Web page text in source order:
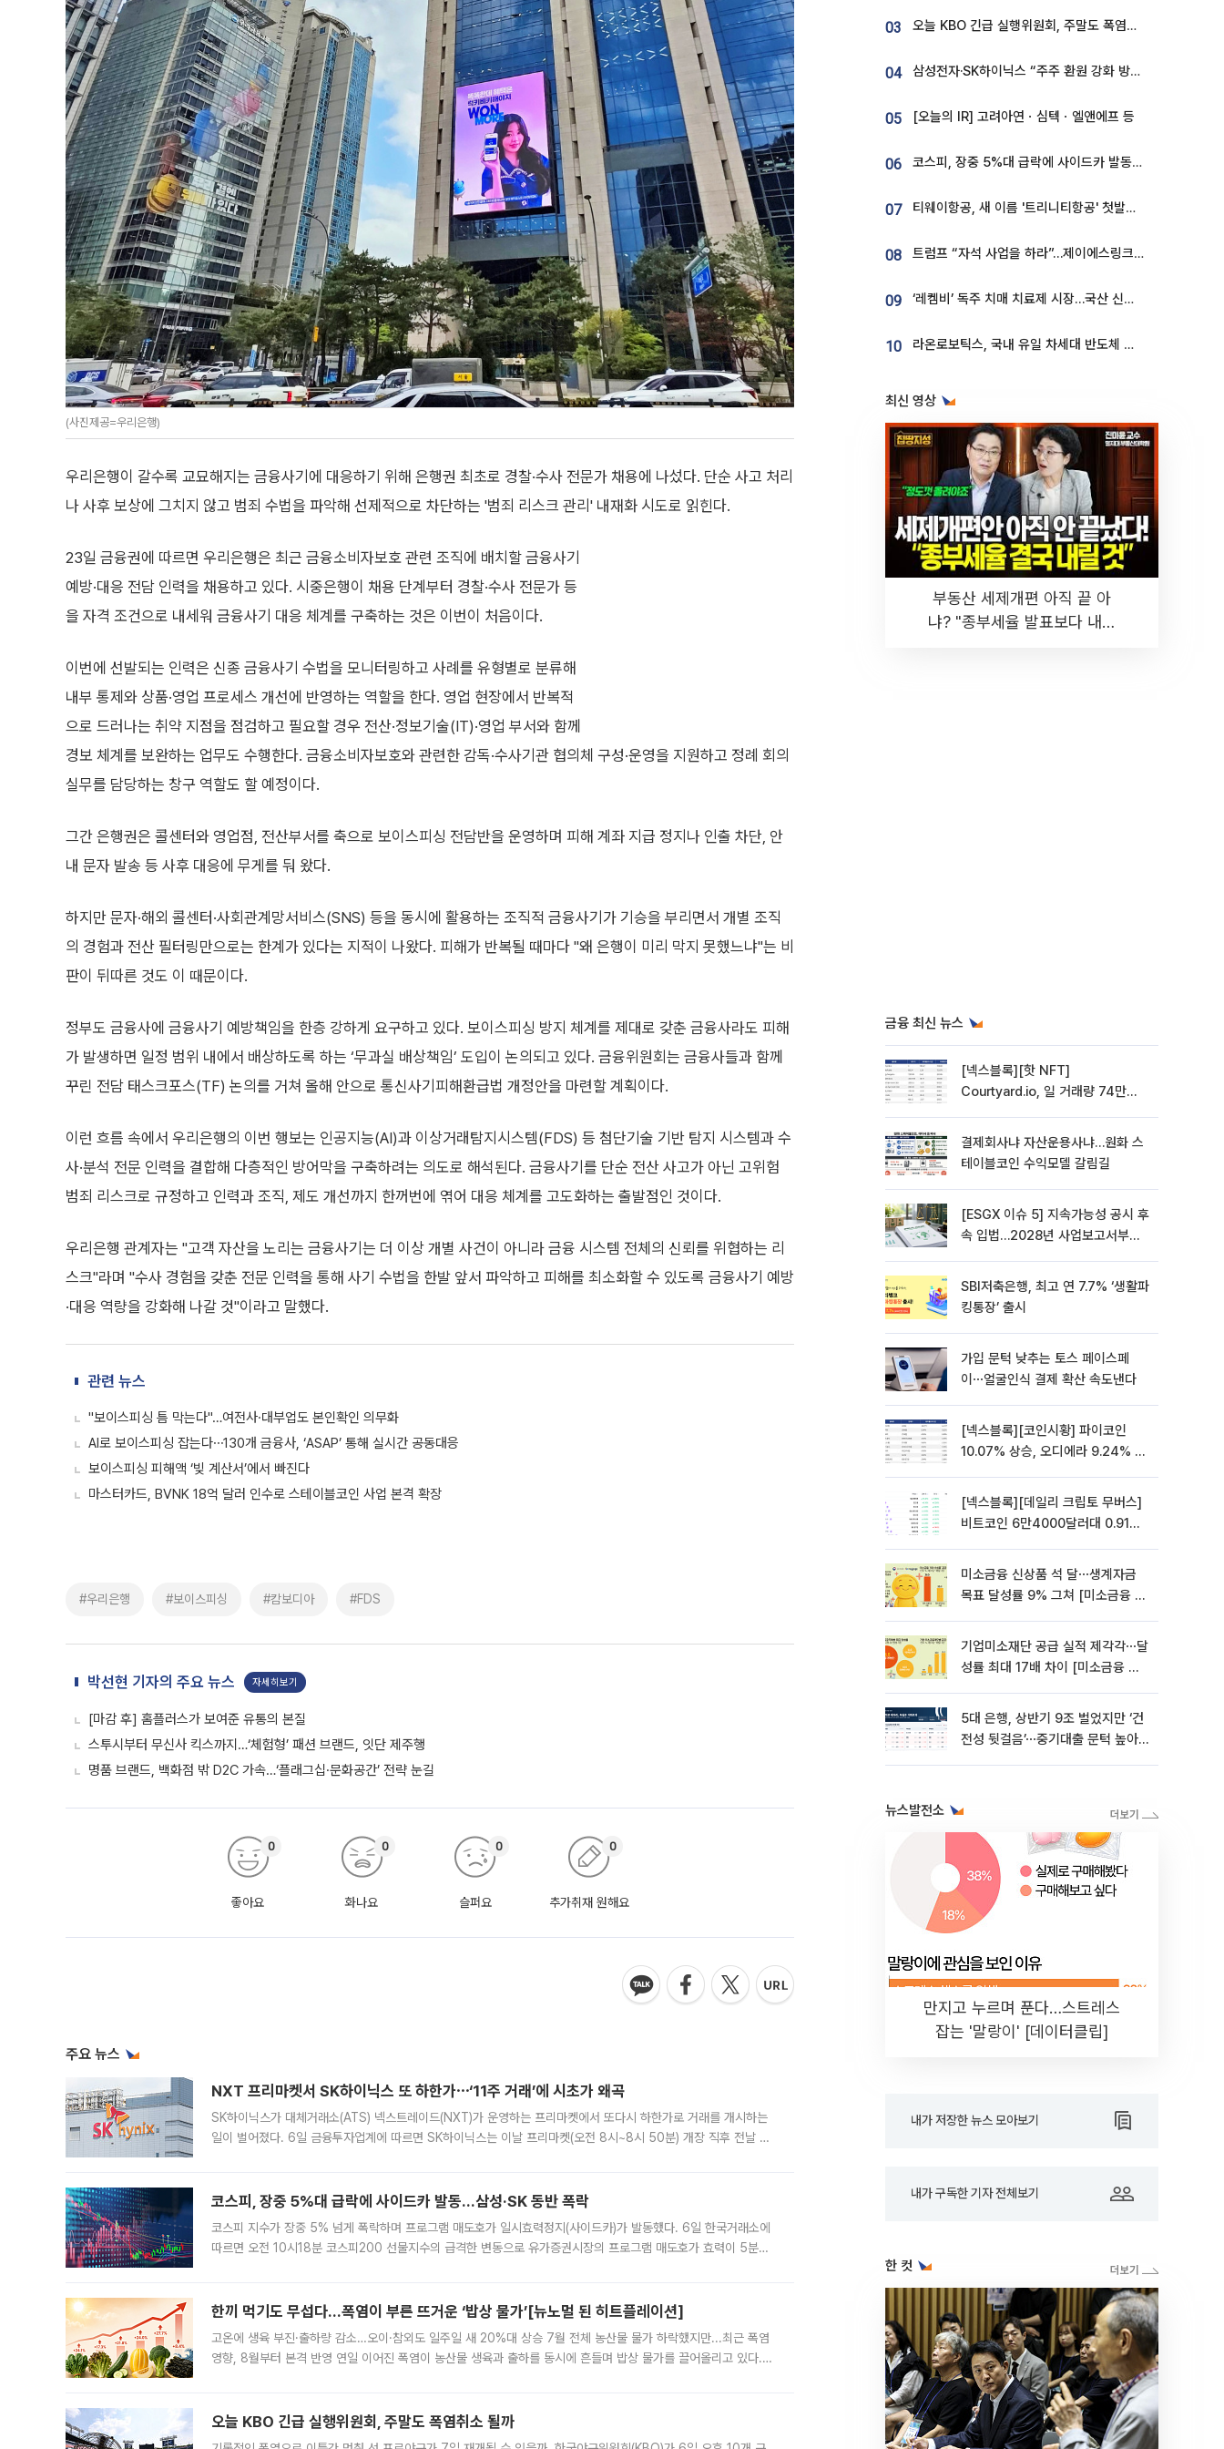
(사진제공=우리은행)
우리은행이 갈수록 교묘해지는 금융사기에 대응하기 위해 은행권 최초로 경찰·수사 전문가 채용에 나섰다. 단순 사고 처리
나 사후 보상에 그치지 않고 범죄 수법을 파악해 선제적으로 차단하는 '범죄 리스크 관리' 내재화 시도로 읽힌다.
23일 금융권에 따르면 우리은행은 최근 금융소비자보호 관련 조직에 배치할 금융사기
예방·대응 전담 인력을 채용하고 있다. 시중은행이 채용 단계부터 경찰·수사 전문가 등
을 자격 조건으로 내세워 금융사기 대응 체계를 구축하는 것은 이번이 처음이다.
이번에 선발되는 인력은 신종 금융사기 수법을 모니터링하고 사례를 유형별로 분류해
내부 통제와 상품·영업 프로세스 개선에 반영하는 역할을 한다. 영업 현장에서 반복적
으로 드러나는 취약 지점을 점검하고 필요할 경우 전산·정보기술(IT)·영업 부서와 함께
경보 체계를 보완하는 업무도 수행한다. 금융소비자보호와 관련한 감독·수사기관 협의체 구성·운영을 지원하고 정례 회의
실무를 담당하는 창구 역할도 할 예정이다.
그간 은행권은 콜센터와 영업점, 전산부서를 축으로 보이스피싱 전담반을 운영하며 피해 계좌 지급 정지나 인출 차단, 안
내 문자 발송 등 사후 대응에 무게를 둬 왔다.
하지만 문자·해외 콜센터·사회관계망서비스(SNS) 등을 동시에 활용하는 조직적 금융사기가 기승을 부리면서 개별 조직
의 경험과 전산 필터링만으로는 한계가 있다는 지적이 나왔다. 피해가 반복될 때마다 "왜 은행이 미리 막지 못했느냐"는 비
판이 뒤따른 것도 이 때문이다.
정부도 금융사에 금융사기 예방책임을 한층 강하게 요구하고 있다. 보이스피싱 방지 체계를 제대로 갖춘 금융사라도 피해
가 발생하면 일정 범위 내에서 배상하도록 하는 ‘무과실 배상책임’ 도입이 논의되고 있다. 금융위원회는 금융사들과 함께
꾸린 전담 태스크포스(TF) 논의를 거쳐 올해 안으로 통신사기피해환급법 개정안을 마련할 계획이다.
이런 흐름 속에서 우리은행의 이번 행보는 인공지능(AI)과 이상거래탐지시스템(FDS) 등 첨단기술 기반 탐지 시스템과 수
사·분석 전문 인력을 결합해 다층적인 방어막을 구축하려는 의도로 해석된다. 금융사기를 단순 전산 사고가 아닌 고위험
범죄 리스크로 규정하고 인력과 조직, 제도 개선까지 한꺼번에 엮어 대응 체계를 고도화하는 출발점인 것이다.
우리은행 관계자는 "고객 자산을 노리는 금융사기는 더 이상 개별 사건이 아니라 금융 시스템 전체의 신뢰를 위협하는 리
스크"라며 "수사 경험을 갖춘 전문 인력을 통해 사기 수법을 한발 앞서 파악하고 피해를 최소화할 수 있도록 금융사기 예방
·대응 역량을 강화해 나갈 것"이라고 말했다.
관련 뉴스
"보이스피싱 틈 막는다"…여전사·대부업도 본인확인 의무화
AI로 보이스피싱 잡는다⋯130개 금융사, ‘ASAP’ 통해 실시간 공동대응
보이스피싱 피해액 ‘빚 계산서’에서 빠진다
마스터카드, BVNK 18억 달러 인수로 스테이블코인 사업 본격 확장
#우리은행 #보이스피싱 #캄보디아 #FDS
박선현 기자의 주요 뉴스 자세히보기
[마감 후] 홈플러스가 보여준 유통의 본질
스투시부터 무신사 킥스까지…‘체험형’ 패션 브랜드, 잇단 제주행
명품 브랜드, 백화점 밖 D2C 가속…‘플래그십·문화공간’ 전략 눈길
좋아요
0
화나요
0
슬퍼요
0
추가취재 원해요
0
주요 뉴스
NXT 프리마켓서 SK하이닉스 또 하한가⋯‘11주 거래’에 시초가 왜곡
SK하이닉스가 대체거래소(ATS) 넥스트레이드(NXT)가 운영하는 프리마켓에서 또다시 하한가로 거래를 개시하는
일이 벌어졌다. 6일 금융투자업계에 따르면 SK하이닉스는 이날 프리마켓(오전 8시~8시 50분) 개장 직후 전날 정
코스피, 장중 5%대 급락에 사이드카 발동…삼성·SK 동반 폭락
코스피 지수가 장중 5% 넘게 폭락하며 프로그램 매도호가 일시효력정지(사이드카)가 발동했다. 6일 한국거래소에
따르면 오전 10시18분 코스피200 선물지수의 급격한 변동으로 유가증권시장의 프로그램 매도호가 효력이 5분간
한끼 먹기도 무섭다...폭염이 부른 뜨거운 ‘밥상 물가’[뉴노멀 된 히트플레이션]
고온에 생육 부진·출하량 감소…오이·참외도 일주일 새 20%대 상승 7월 전체 농산물 물가 하락했지만...최근 폭염
영향, 8월부터 본격 반영 연일 이어진 폭염이 농산물 생육과 출하를 동시에 흔들며 밥상 물가를 끌어올리고 있다.
오늘 KBO 긴급 실행위원회, 주말도 폭염취소 될까
03 오늘 KBO 긴급 실행위원회, 주말도 폭염취소 될까
04 삼성전자·SK하이닉스 “주주 환원 강화 방안 마련”
05 [오늘의 IR] 고려아연ㆍ심텍ㆍ엘앤에프 등
06 코스피, 장중 5%대 급락에 사이드카 발동…삼성·SK 동반 폭락
07 티웨이항공, 새 이름 '트리니티항공' 첫발…SSC 전략 본격화
08 트럼프 “자석 사업을 하라”…제이에스링크, 비중국 영구자석 공급망 구축 속도
09 ‘레켐비’ 독주 치매 치료제 시장…국산 신약 등장하나
10 라온로보틱스, 국내 유일 차세대 반도체 공정 로봇 개발 ‘고객사 테스트 진행’
최신 영상
부동산 세제개편 아직 끝 아
냐? "종부세율 발표보다 내릴
금융 최신 뉴스
[넥스블록][핫 NFT]
Courtyard.io, 일 거래량 74만
결제회사냐 자산운용사냐…원화 스
테이블코인 수익모델 갈림길
[ESGX 이슈 5] 지속가능성 공시 후
속 입법…2028년 사업보고서부터
SBI저축은행, 최고 연 7.7% ‘생활파
킹통장’ 출시
가입 문턱 낮추는 토스 페이스페
이⋯얼굴인식 결제 확산 속도낸다
[넥스블록][코인시황] 파이코인
10.07% 상승, 오디에라 9.24% 하
[넥스블록][데일리 크립토 무버스]
비트코인 6만4000달러대 0.91%
미소금융 신상품 석 달⋯생계자금
목표 달성률 9% 그쳐 [미소금융 첫
기업미소재단 공급 실적 제각각⋯달
성률 최대 17배 차이 [미소금융 첫
5대 은행, 상반기 9조 벌었지만 ‘건
전성 뒷걸음’⋯중기대출 문턱 높아
뉴스발전소
만지고 누르며 푼다…스트레스
잡는 '말랑이' [데이터클립]
내가 저장한 뉴스 모아보기
내가 구독한 기자 전체보기
한 컷